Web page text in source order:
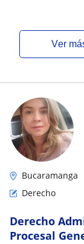
ver
Bucaramanga
Derecho
Derecho
Procesal